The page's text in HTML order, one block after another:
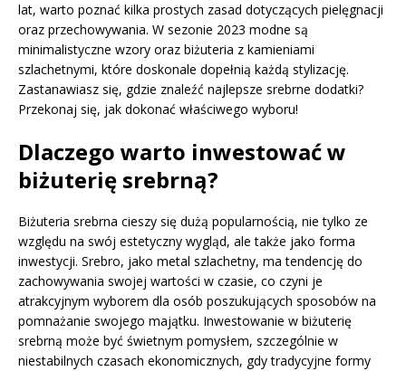
lat, warto poznać kilka prostych zasad dotyczących pielęgnacji
oraz przechowywania. W sezonie 2023 modne są
minimalistyczne wzory oraz biżuteria z kamieniami
szlachetnymi, które doskonale dopełnią każdą stylizację.
Zastanawiasz się, gdzie znaleźć najlepsze srebrne dodatki?
Przekonaj się, jak dokonać właściwego wyboru!
Dlaczego warto inwestować w
biżuterię srebrną?
Biżuteria srebrna cieszy się dużą popularnością, nie tylko ze
względu na swój estetyczny wygląd, ale także jako forma
inwestycji. Srebro, jako metal szlachetny, ma tendencję do
zachowywania swojej wartości w czasie, co czyni je
atrakcyjnym wyborem dla osób poszukujących sposobów na
pomnażanie swojego majątku. Inwestowanie w biżuterię
srebrną może być świetnym pomysłem, szczególnie w
niestabilnych czasach ekonomicznych, gdy tradycyjne formy